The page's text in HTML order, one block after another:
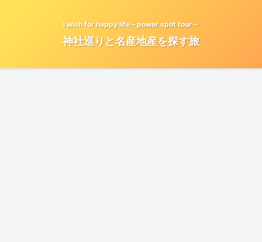
I wish for happy life～power spot tour～
神社巡りと名産地産を探す旅